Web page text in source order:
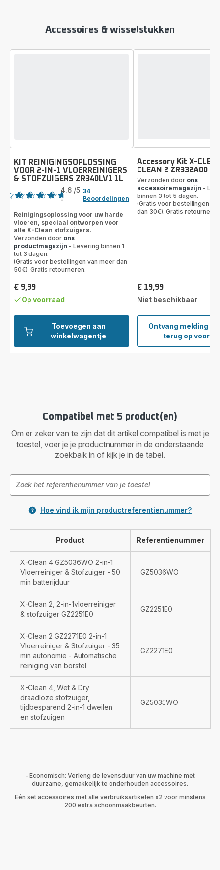
Accessoires & wisselstukken
Toevoegen aan
winkelwagentje
KIT REINIGINGSOPLOSSING
VOOR 2-IN-1 VLOERREINIGERS
& STOFZUIGERS ZR340LV1 1L
Beoordeling
4.6 /5
-
34
Beoordelingen
Reinigingsoplossing voor uw harde
vloeren, speciaal ontworpen voor
alle X-Clean stofzuigers.
Verzonden door ons
productmagazijn - Levering binnen 1
tot 3 dagen.
(Gratis voor bestellingen van meer dan
50€). Gratis retourneren.
Prijs
€ 9,99
Op voorraad
Ontvang melding
terug op
Kit
Accessory Kit X-
CLEAN 2 ZR332A00
Verzonden door ons
accessoiremagazijn -
binnen 3 tot 5 dagen.
(Gratis voor bestellingen
dan 30€). Gratis
Prijs
€ 19,99
Niet beschikbaar
Compatibel met 5 product(en)
Om er zeker van te zijn dat dit artikel compatibel is met je
toestel, voer je je productnummer in de onderstaande
zoekbalk in of kijk je in de tabel.
Hoe vind ik mijn productreferentienummer?
Product Referentienummer
X-Clean 4 GZ5036WO 2-in-1
Vloerreiniger & Stofzuiger - 50
min batterijduur
GZ5036WO
X-Clean 2, 2-in-1vloerreiniger
& stofzuiger GZ2251E0
GZ2251E0
X-Clean 2 GZ2271E0 2-in-1
Vloerreiniger & Stofzuiger - 35
min autonomie - Automatische
reiniging van borstel
GZ2271E0
X-Clean 4, Wet & Dry
draadloze stofzuiger,
tijdbesparend 2-in-1 dweilen
en stofzuigen
GZ5035WO
- Economisch: Verleng de levensduur van uw machine met
duurzame, gemakkelijk te onderhouden accessoires.
Eén set accessoires met alle verbruiksartikelen x2 voor minstens
200 extra schoonmaakbeurten.